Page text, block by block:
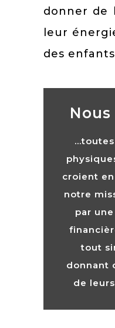
donner de
leur
des
croient
notre
par
tout
donnant
de